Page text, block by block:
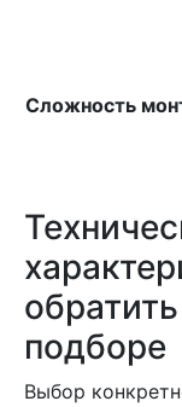
Сложность
подборе
Выбор